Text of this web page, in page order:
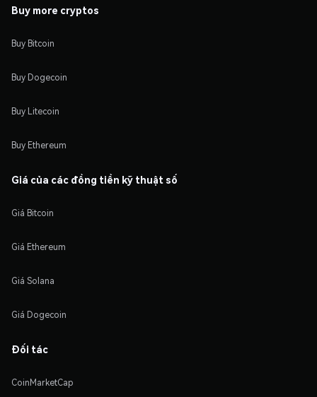
Buy more cryptos
Buy Bitcoin
Buy Dogecoin
Buy Litecoin
Buy Ethereum
Giá của các đồng tiền kỹ thuật số
Giá Bitcoin
Giá Ethereum
Giá Solana
Giá Dogecoin
Đối tác
CoinMarketCap